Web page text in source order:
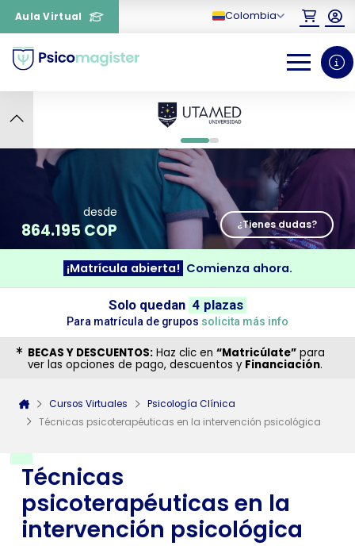
Aula Virtual Colombia
Calidad Europa. Sello español. La universidad online que
redefine tu futuro en Colombia.
0 1
Técnicas
psicoterapéuticas en la
intervención psicológica
desde
864.195 COP ¿Tienes dudas?
¡Matrícula abierta! Comienza ahora.
Solo quedan 4 plazas
Para matrícula de grupos solicita más info
BECAS Y DESCUENTOS: Haz clic en “Matricúlate” para
ver las opciones de pago, descuentos y Financiación.
Cursos Virtuales
Psicología Clínica
Técnicas psicoterapéuticas en la intervención psicológica
¿Necesitas más información
sobre un curso?